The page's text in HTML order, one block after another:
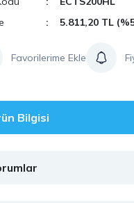
5.811,20 TL
Bilgisi